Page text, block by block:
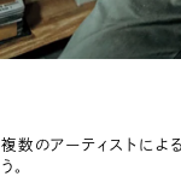
複数のアーティストによ
う。